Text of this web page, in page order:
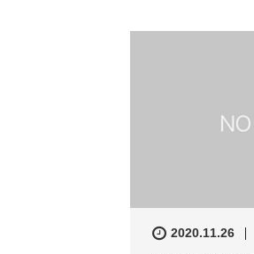
2020.11.26